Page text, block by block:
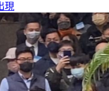
現